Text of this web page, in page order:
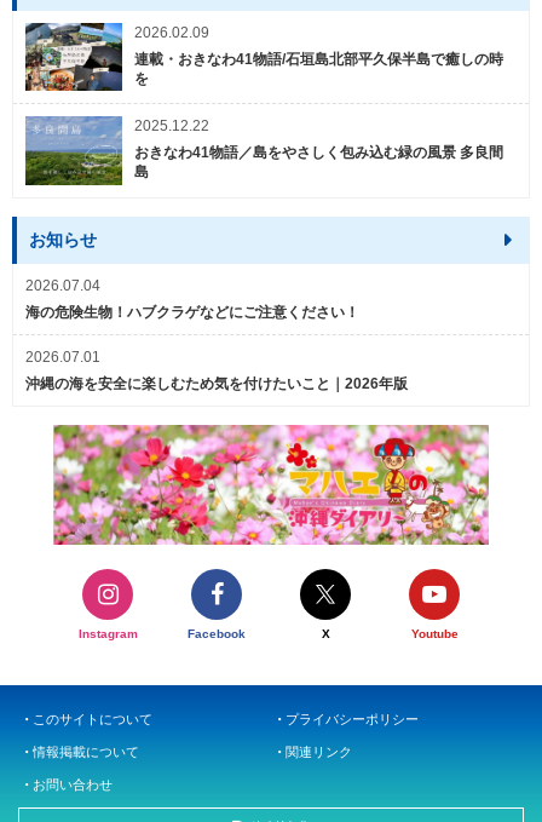
2026.02.09
連載・おきなわ41物語/石垣島北部平久保半島で癒しの時
を
2025.12.22
おきなわ41物語／島をやさしく包み込む緑の風景 多良間
島
お知らせ
2026.07.04
海の危険生物！ハブクラゲなどにご注意ください！
2026.07.01
沖縄の海を安全に楽しむため気を付けたいこと｜2026年版
Instagram Facebook X Youtube
このサイトについて プライバシーポリシー
情報掲載について 関連リンク
お問い合わせ